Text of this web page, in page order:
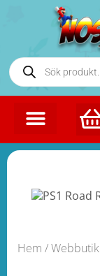
Hem /Webbutik